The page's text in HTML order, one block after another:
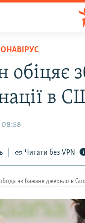
обіцяє
в
08:58
Читати без VPN
як бажане джерело в